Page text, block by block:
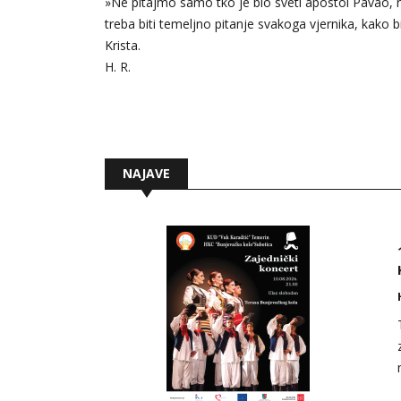
treba biti temeljno pitanje svakoga vjernika, kako
Krista.
H. R.
NAJAVE